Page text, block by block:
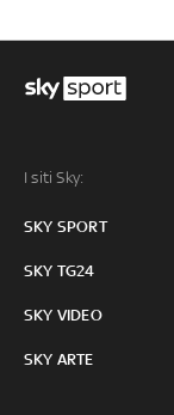
I siti Sky:
SKY SPORT
SKY TG24
SKY VIDEO
SKY ARTE